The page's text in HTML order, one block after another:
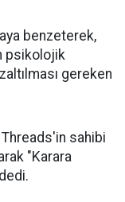
benzeterek,
psikolojik
gereken
sahibi
"Karara